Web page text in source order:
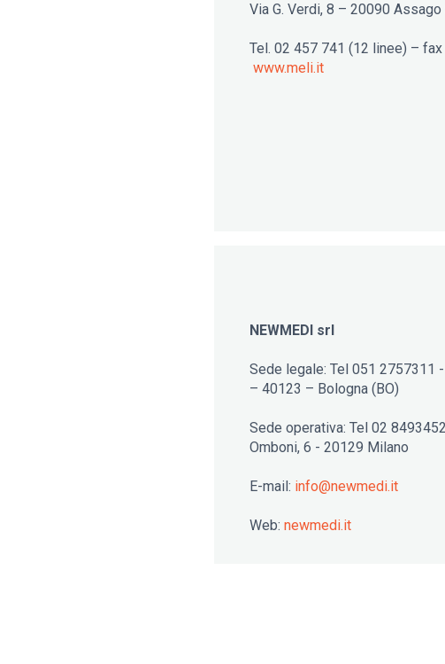
Via G. Verdi, 8 – 20090 Assago
Tel. 02 457 741 (12 linee) –
www.meli.it
NEWMEDI srl
Sede legale: Tel 051 2757311
– 40123 – Bologna (BO)
Sede operativa: Tel 02
Omboni, 6 - 20129 Milano
E-mail: info@newmedi.it
Web: newmedi.it